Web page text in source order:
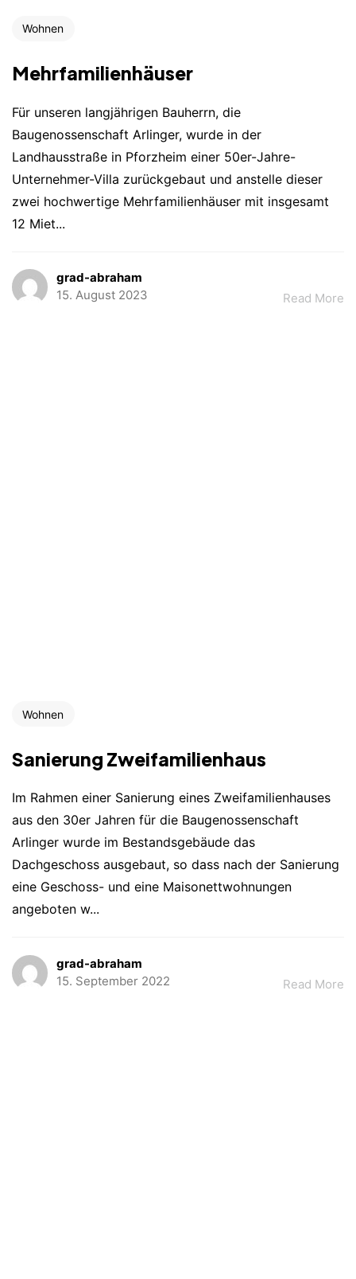
Wohnen
Mehrfamilienhäuser
Für unseren langjährigen Bauherrn, die
Baugenossenschaft Arlinger, wurde in der
Landhausstraße in Pforzheim einer 50er-Jahre-
Unternehmer-Villa zurückgebaut und anstelle dieser
zwei hochwertige Mehrfamilienhäuser mit insgesamt
12 Miet...
grad-abraham
15. August 2023
Read More
Wohnen
Sanierung Zweifamilienhaus
Im Rahmen einer Sanierung eines Zweifamilienhauses
aus den 30er Jahren für die Baugenossenschaft
Arlinger wurde im Bestandsgebäude das
Dachgeschoss ausgebaut, so dass nach der Sanierung
eine Geschoss- und eine Maisonettwohnungen
angeboten w...
grad-abraham
15. September 2022
Read More